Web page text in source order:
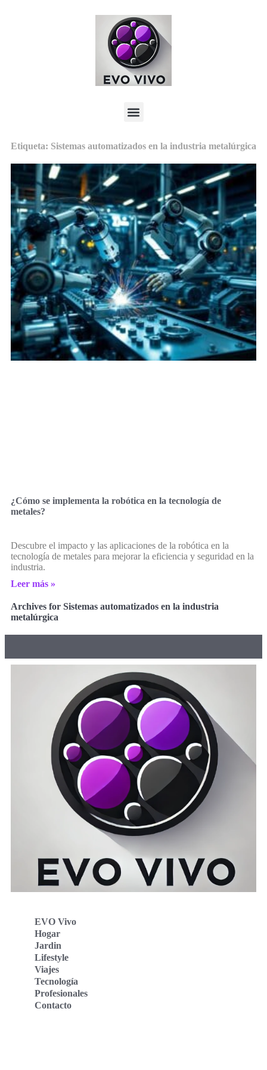
Etiqueta: Sistemas automatizados en la industria metalúrgica
¿Cómo se implementa la robótica en la tecnología de
metales?
Descubre el impacto y las aplicaciones de la robótica en la
tecnología de metales para mejorar la eficiencia y seguridad en la
industria.
Leer más »
Archives for Sistemas automatizados en la industria
metalúrgica
EVO Vivo
Hogar
Jardin
Lifestyle
Viajes
Tecnología
Profesionales
Contacto